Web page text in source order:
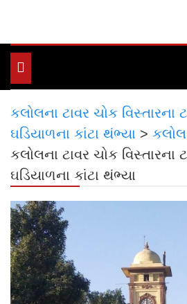
Toggle
navigation
કલોલના ટાવર ચોક વિસ્તારના
ઘડિયાળના કાંટા થંભ્યા >
કલોલના ટાવર ચોક વિસ્તારના
ઘડિયાળના કાંટા થંભ્યા